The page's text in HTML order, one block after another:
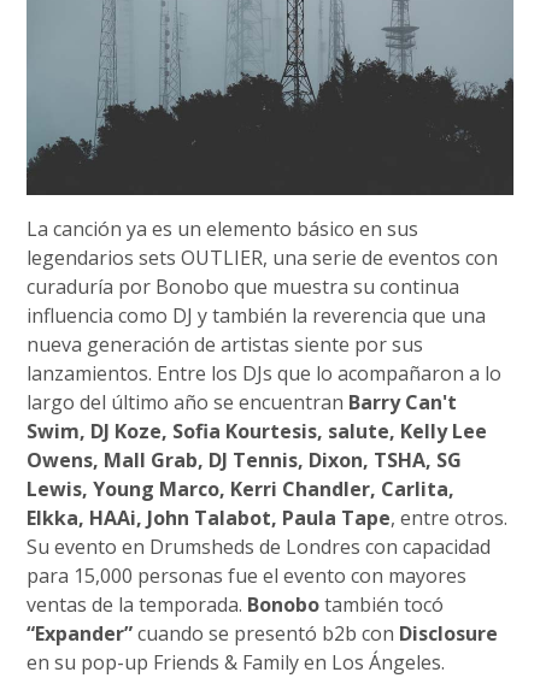
La canción ya es un elemento básico en sus
legendarios sets OUTLIER, una serie de eventos con
curaduría por Bonobo que muestra su continua
influencia como DJ y también la reverencia que una
nueva generación de artistas siente por sus
lanzamientos. Entre los DJs que lo acompañaron a lo
largo del último año se encuentran Barry Can't
Swim, DJ Koze, Sofia Kourtesis, salute, Kelly Lee
Owens, Mall Grab, DJ Tennis, Dixon, TSHA, SG
Lewis, Young Marco, Kerri Chandler, Carlita,
Elkka, HAAi, John Talabot, Paula Tape, entre otros.
Su evento en Drumsheds de Londres con capacidad
para 15,000 personas fue el evento con mayores
ventas de la temporada. Bonobotambién tocó
“Expander”cuando se presentó b2b con Disclosure
en su pop-up Friends & Family en Los Ángeles.